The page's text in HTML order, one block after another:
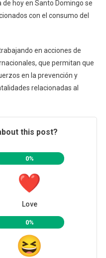
hoy en Santo Domingo se
con el consumo del
en acciones de
que permitan que
en la prevención y
relacionadas al
this post?
0%
Love
0%